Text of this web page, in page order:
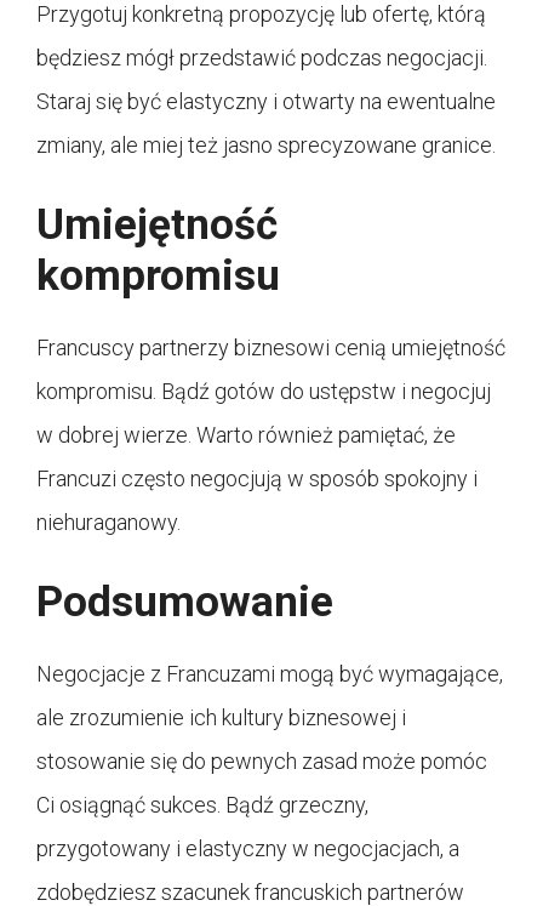
Przygotuj konkretną propozycję lub ofertę, którą
będziesz mógł przedstawić podczas negocjacji.
Staraj się być elastyczny i otwarty na ewentualne
zmiany, ale miej też jasno sprecyzowane granice.
Umiejętność
kompromisu
Francuscy partnerzy biznesowi cenią umiejętność
kompromisu. Bądź gotów do ustępstw i negocjuj
w dobrej wierze. Warto również pamiętać, że
Francuzi często negocjują w sposób spokojny i
niehuraganowy.
Podsumowanie
Negocjacje z Francuzami mogą być wymagające,
ale zrozumienie ich kultury biznesowej i
stosowanie się do pewnych zasad może pomóc
Ci osiągnąć sukces. Bądź grzeczny,
przygotowany i elastyczny w negocjacjach, a
zdobędziesz szacunek francuskich partnerów